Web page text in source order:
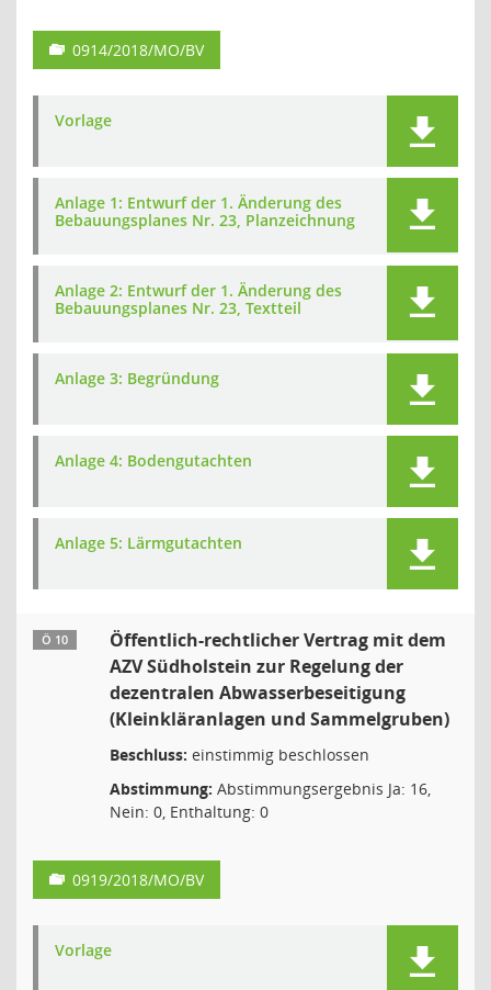
0914/2018/MO/BV
Vorlage
Anlage 1: Entwurf der 1. Änderung des
Bebauungsplanes Nr. 23, Planzeichnung
Anlage 2: Entwurf der 1. Änderung des
Bebauungsplanes Nr. 23, Textteil
Anlage 3: Begründung
Anlage 4: Bodengutachten
Anlage 5: Lärmgutachten
Ö 10
Öffentlich-rechtlicher Vertrag mit dem
AZV Südholstein zur Regelung der
dezentralen Abwasserbeseitigung
(Kleinkläranlagen und Sammelgruben)
Beschluss: einstimmig beschlossen
Abstimmung: Abstimmungsergebnis Ja: 16,
Nein: 0, Enthaltung: 0
0919/2018/MO/BV
Vorlage